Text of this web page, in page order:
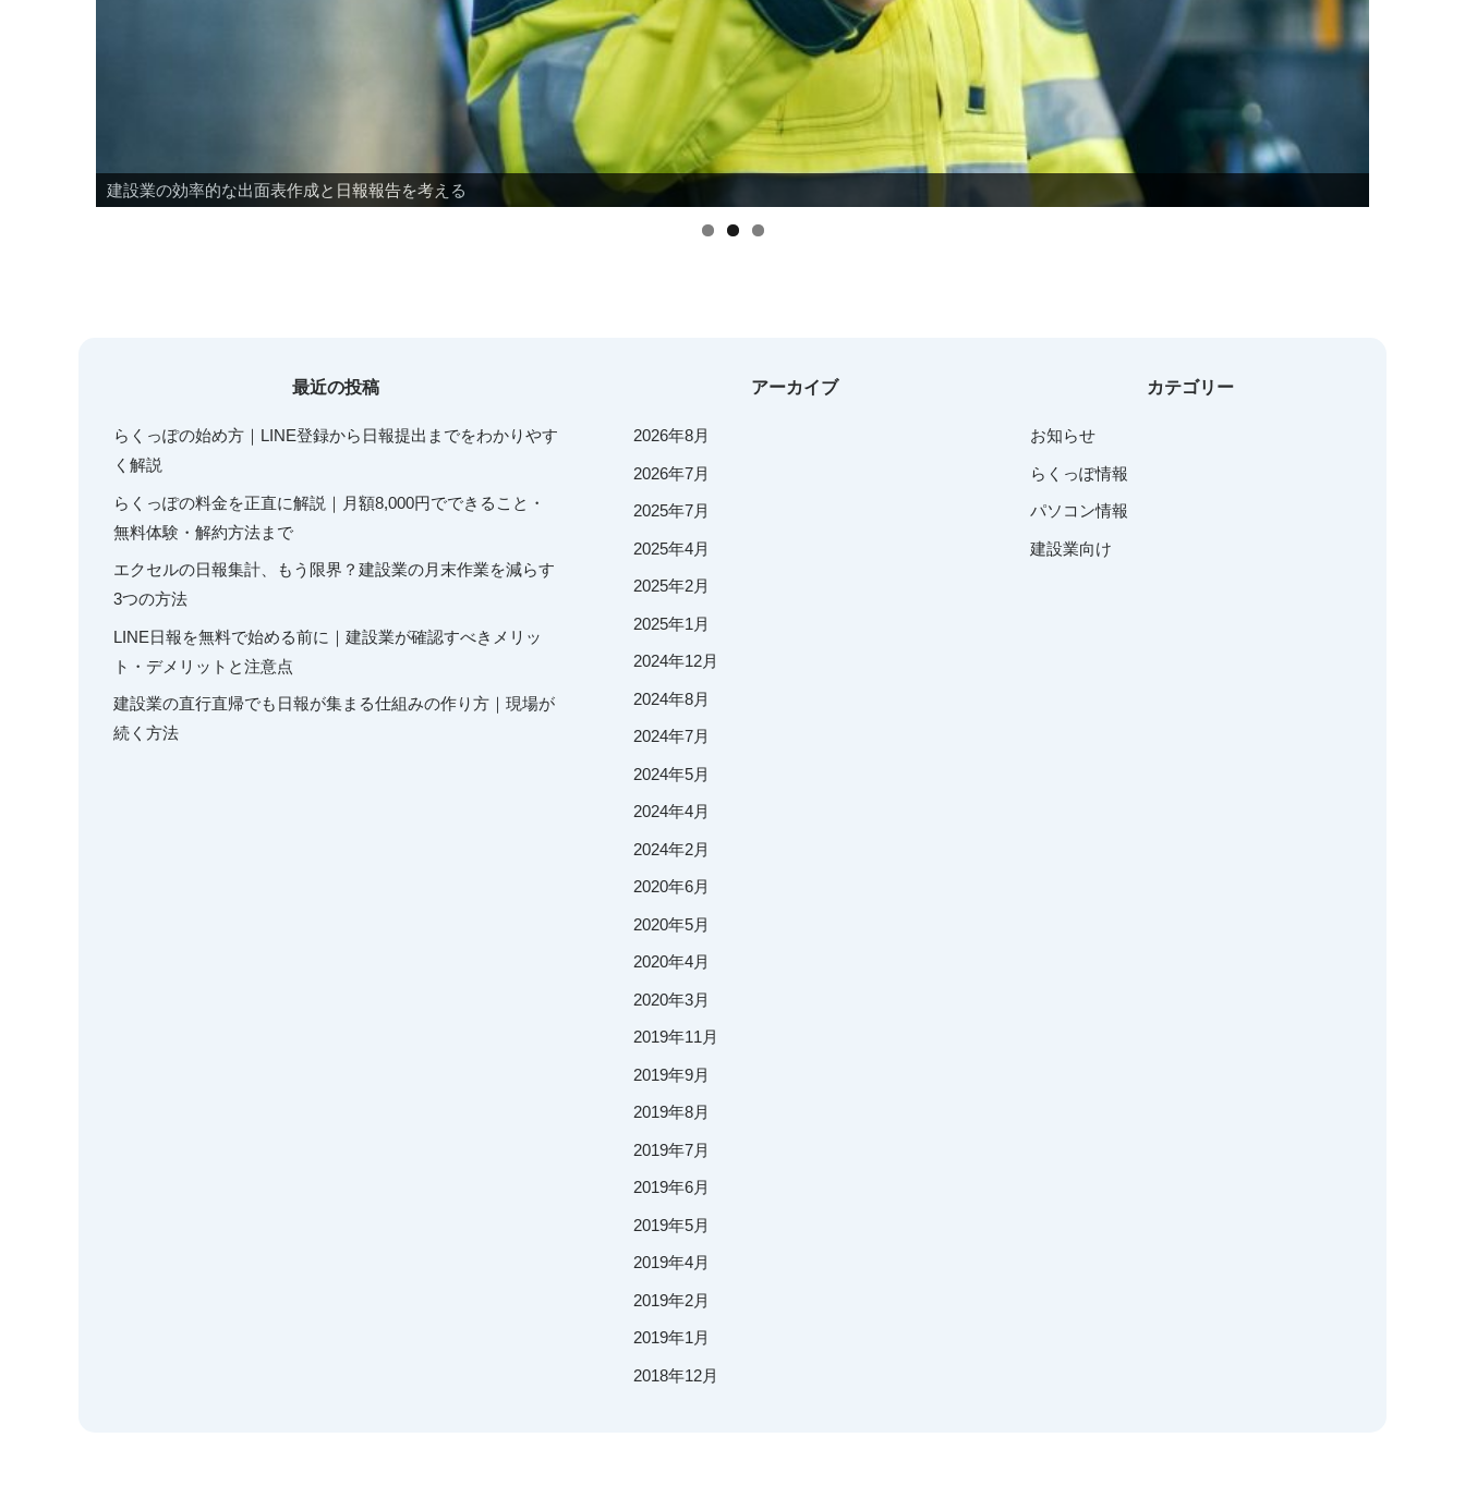
建設業の効率的な出面表作成と日報報告を考える
なぜLINEで日報？らくっぽが選ばれている１０の理由
最近の投稿
らくっぽの始め方｜LINE登録から日報提出までをわかりやす
く解説
らくっぽの料金を正直に解説｜月額8,000円でできること・
無料体験・解約方法まで
エクセルの日報集計、もう限界？建設業の月末作業を減らす
3つの方法
LINE日報を無料で始める前に｜建設業が確認すべきメリッ
ト・デメリットと注意点
建設業の直行直帰でも日報が集まる仕組みの作り方｜現場が
続く方法
アーカイブ
2026年8月
2026年7月
2025年7月
2025年4月
2025年2月
2025年1月
2024年12月
2024年8月
2024年7月
2024年5月
2024年4月
2024年2月
2020年6月
2020年5月
2020年4月
2020年3月
2019年11月
2019年9月
2019年8月
2019年7月
2019年6月
2019年5月
2019年4月
2019年2月
2019年1月
2018年12月
カテゴリー
お知らせ
らくっぽ情報
パソコン情報
建設業向け